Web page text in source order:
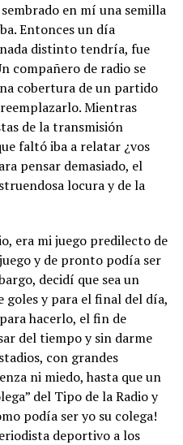
en mí una semilla
Entonces un día
distinto tendría, fue
compañero de radio se
cobertura de un partido
Mientras
de la transmisión
faltó iba a relatar ¿vos
pensar demasiado, el
locura y de la
era mi juego predilecto de
y de pronto podía ser
decidí que sea un
goles y para el final del día,
hacerlo, el fin de
del tiempo y sin darme
con grandes
ni miedo, hasta que un
del Tipo de la Radio y
podía ser yo su colega!
deportivo a los